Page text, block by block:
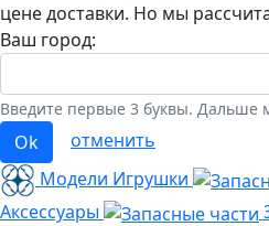
цене доставки. Но мы
Ваш город:
Введите первые 3 буквы. Дальше
Ok
отменить
Модели Игрушки
Аксессуары